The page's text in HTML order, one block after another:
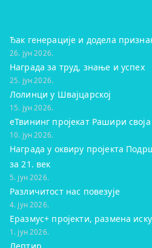
Ђак генерације и додела
26. јун 2026.
Награда за труд, знање и успех
25. јун 2026.
Лолинци у Швајцарској
15. јун 2026.
eТвининг пројекат Рашири
10. јун 2026.
Награда у оквиру пројекта
за 21. век
5. јун 2026.
Различитост нас повезује
4. јун 2026.
Еразмус+ пројекти, размена
1. јун 2026.